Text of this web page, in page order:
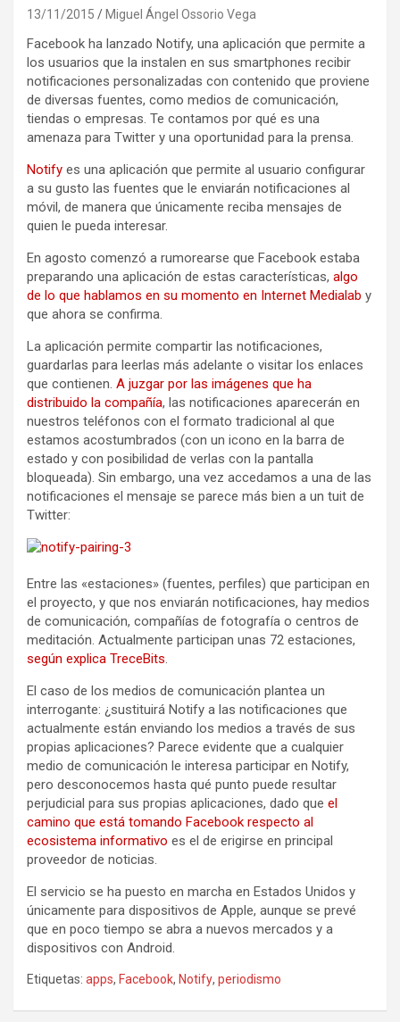
13/11/2015 Miguel Ángel Ossorio Vega
Facebook ha lanzado Notify, una aplicación que permite a
los usuarios que la instalen en sus smartphones recibir
notificaciones personalizadas con contenido que proviene
de diversas fuentes, como medios de comunicación,
tiendas o empresas. Te contamos por qué es una
amenaza para Twitter y una oportunidad para la prensa.
Notify es una aplicación que permite al usuario configurar
a su gusto las fuentes que le enviarán notificaciones al
móvil, de manera que únicamente reciba mensajes de
quien le pueda interesar.
En agosto comenzó a rumorearse que Facebook estaba
preparando una aplicación de estas características, algo
de lo que hablamos en su momento en Internet Medialab y
que ahora se confirma.
La aplicación permite compartir las notificaciones,
guardarlas para leerlas más adelante o visitar los enlaces
que contienen. A juzgar por las imágenes que ha
distribuido la compañía, las notificaciones aparecerán en
nuestros teléfonos con el formato tradicional al que
estamos acostumbrados (con un icono en la barra de
estado y con posibilidad de verlas con la pantalla
bloqueada). Sin embargo, una vez accedamos a una de las
notificaciones el mensaje se parece más bien a un tuit de
Twitter:
Entre las «estaciones» (fuentes, perfiles) que participan en
el proyecto, y que nos enviarán notificaciones, hay medios
de comunicación, compañías de fotografía o centros de
meditación. Actualmente participan unas 72 estaciones,
según explica TreceBits.
El caso de los medios de comunicación plantea un
interrogante: ¿sustituirá Notify a las notificaciones que
actualmente están enviando los medios a través de sus
propias aplicaciones? Parece evidente que a cualquier
medio de comunicación le interesa participar en Notify,
pero desconocemos hasta qué punto puede resultar
perjudicial para sus propias aplicaciones, dado que el
camino que está tomando Facebook respecto al
ecosistema informativo es el de erigirse en principal
proveedor de noticias.
El servicio se ha puesto en marcha en Estados Unidos y
únicamente para dispositivos de Apple, aunque se prevé
que en poco tiempo se abra a nuevos mercados y a
dispositivos con Android.
Etiquetas: apps, Facebook, Notify, periodismo